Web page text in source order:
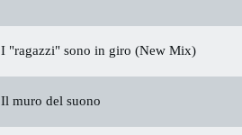
I "ragazzi" sono in giro (New Mix)
Il muro del suono